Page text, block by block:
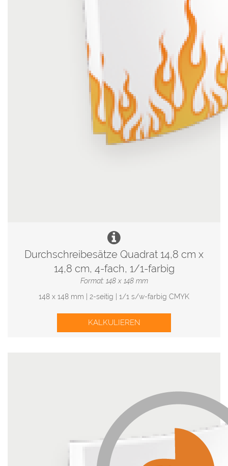
Durchschreibesätze Quadrat 14,8 cm x
14,8 cm, 4-fach, 1/1-farbig
Format: 148 x 148 mm
148 x 148 mm | 2-seitig | 1/1 s/w-farbig CMYK
KALKULIEREN